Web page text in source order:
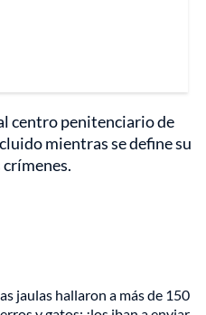
centro penitenciario de
mientras se define su
jaulas hallaron a más de 150